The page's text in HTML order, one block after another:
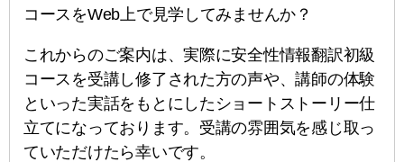
コースをWeb上で見学してみませんか？
これからのご案内は、実際に安全性情報翻訳初級
コースを受講し修了された方の声や、講師の体験
といった実話をもとにしたショートストーリー仕
立てになっております。受講の雰囲気を感じ取っ
ていただけたら幸いです。